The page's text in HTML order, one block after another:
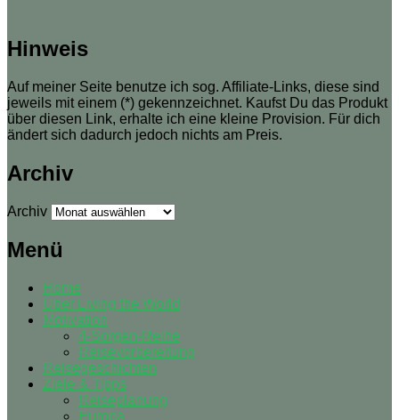
Hinweis
Auf meiner Seite benutze ich sog. Affiliate-Links, diese sind
jeweils mit einem (*) gekennzeichnet. Kaufst Du das Produkt
über diesen Link, erhalte ich eine kleine Provision. Für dich
ändert sich dadurch jedoch nichts am Preis.
Archiv
Archiv
Menü
Home
Über Living the World
Motivation
4-Sorgen-Reihe
Reisevorbereitung
Reisegeschichten
Ziele & Tipps
Reiseplanung
Europa